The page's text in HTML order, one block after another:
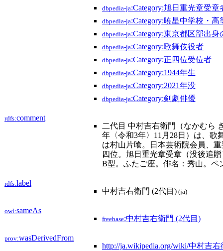
dbpedia-ja:Category:旭日重光章受章
dbpedia-ja:Category:暁星中学校・
dbpedia-ja:Category:東京都区部出身
dbpedia-ja:Category:歌舞伎役者
dbpedia-ja:Category:正四位受位者
dbpedia-ja:Category:1944年生
dbpedia-ja:Category:2021年没
dbpedia-ja:Category:剣劇俳優
rdfs:comment
二代目 中村吉右衛門（なかむら
年〈令和3年〉11月28日）は、歌
は村山片喰。日本芸術院会員、
四位。旭日重光章受章（没後追
B型。ふたご座。俳名：秀山。ペ
rdfs:label
中村吉右衛門 (2代目) (ja)
owl:sameAs
freebase:中村吉右衛門 (2代目)
prov:wasDerivedFrom
http://ja.wikipedia.org/wiki/中村吉